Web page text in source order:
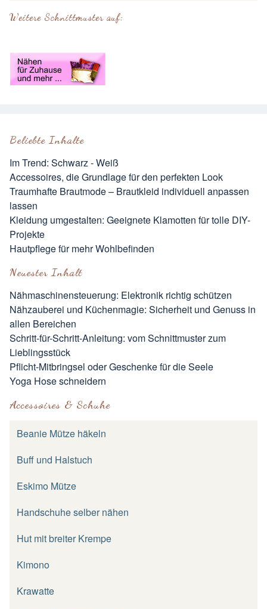
Beliebte Inhalte
Im Trend: Schwarz - Weiß
Accessoires, die Grundlage für den perfekten Look
Traumhafte Brautmode – Brautkleid individuell anpassen
lassen
Kleidung umgestalten: Geeignete Klamotten für tolle DIY-
Projekte
Hautpflege für mehr Wohlbefinden
Neuester Inhalt
Nähmaschinensteuerung: Elektronik richtig schützen
Nähzauberei und Küchenmagie: Sicherheit und Genuss in
allen Bereichen
Schritt-für-Schritt-Anleitung: vom Schnittmuster zum
Lieblingsstück
Pflicht-Mitbringsel oder Geschenke für die Seele
Yoga Hose schneidern
Accessoires & Schuhe
Beanie Mütze häkeln
Buff und Halstuch
Eskimo Mütze
Handschuhe selber nähen
Hut mit breiter Krempe
Kimono
Krawatte
Weitere Schnittmuster auf: